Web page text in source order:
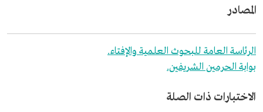
المصادر
الرئاسة العامة للبحوث العلمية والإفتاء.
بوابة الحرمين الشريفين.
الاختبارات ذات الصلة